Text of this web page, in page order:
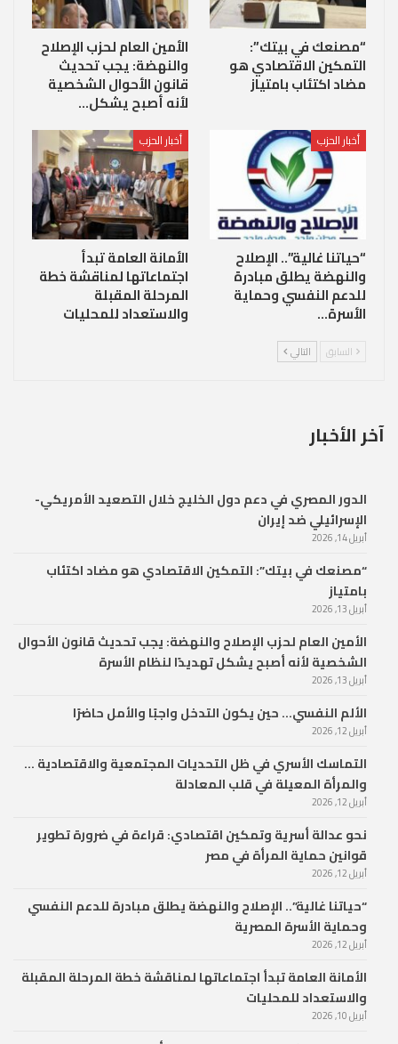
“مصنعك في بيتك”:
التمكين الاقتصادي هو
مضاد اكتئاب بامتياز
الأمين العام لحزب الإصلاح
والنهضة: يجب تحديث
قانون الأحوال الشخصية
لأنه أصبح يشكل…
أخبار الحزب
“حياتنا غالية”.. الإصلاح
والنهضة يطلق مبادرة
للدعم النفسي وحماية
الأسرة…
أخبار الحزب
الأمانة العامة تبدأ
اجتماعاتها لمناقشة خطة
المرحلة المقبلة
والاستعداد للمحليات
السابق التالي
آخر الأخبار
الدور المصري في دعم دول الخليج خلال التصعيد الأمريكي-
الإسرائيلي ضد إيران
أبريل 14, 2026
“مصنعك في بيتك”: التمكين الاقتصادي هو مضاد اكتئاب
بامتياز
أبريل 13, 2026
الأمين العام لحزب الإصلاح والنهضة: يجب تحديث قانون الأحوال
الشخصية لأنه أصبح يشكل تهديدًا لنظام الأسرة
أبريل 13, 2026
الألم النفسي… حين يكون التدخل واجبًا والأمل حاضرًا
أبريل 12, 2026
التماسك الأسري في ظل التحديات المجتمعية والاقتصادية …
والمرأة المعيلة في قلب المعادلة
أبريل 12, 2026
نحو عدالة أسرية وتمكين اقتصادي: قراءة في ضرورة تطوير
قوانين حماية المرأة في مصر
أبريل 12, 2026
“حياتنا غالية”.. الإصلاح والنهضة يطلق مبادرة للدعم النفسي
وحماية الأسرة المصرية
أبريل 12, 2026
الأمانة العامة تبدأ اجتماعاتها لمناقشة خطة المرحلة المقبلة
والاستعداد للمحليات
أبريل 10, 2026